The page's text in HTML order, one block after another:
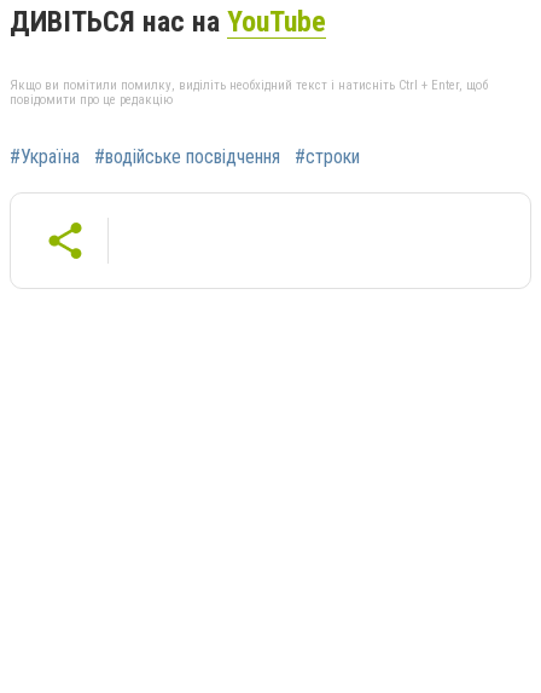
ДИВІТЬСЯ нас на YouTube
Якщо ви помітили помилку, виділіть необхідний текст і натисніть Ctrl + Enter, щоб
повідомити про це редакцію
#Україна #водійське посвідчення #строки